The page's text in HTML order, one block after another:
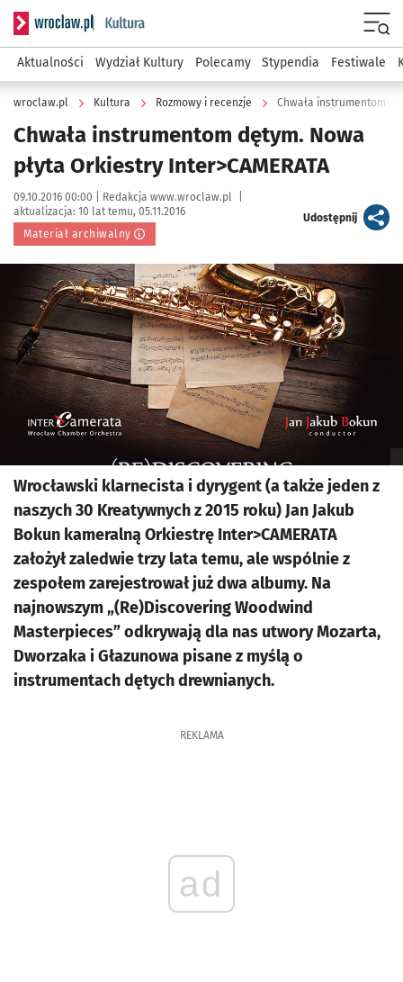
Serwis informacyjny wroclaw.pl podserwis: Kultura
Aktualności Wydział Kultury Polecamy Stypendia Festiwale
wroclaw.pl Kultura Rozmowy i recenzje Chwała instrumentom
Chwała instrumentom dętym. Nowa
płyta Orkiestry Inter>CAMERATA
Data publikacji:
09.10.2016 00:00 | Autor:
Redakcja www.wroclaw.pl
aktualizacja: 10 lat temu, 05.11.2016
Materiał archiwalny
Udostępnijartykuł
Kliknij, aby powiększyć
Wrocławski klarnecista i dyrygent (a także jeden z
naszych 30 Kreatywnych z 2015 roku) Jan Jakub
Bokun kameralną Orkiestrę Inter>CAMERATA
założył zaledwie trzy lata temu, ale wspólnie z
zespołem zarejestrował już dwa albumy. Na
najnowszym „(Re)Discovering Woodwind
Masterpieces” odkrywają dla nas utwory Mozarta,
Dworzaka i Głazunowa pisane z myślą o
instrumentach dętych drewnianych.
REKLAMA
ad